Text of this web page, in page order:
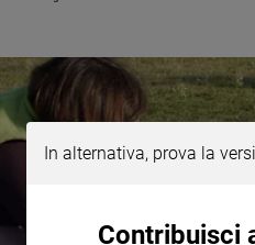
siamo
Pubblicità
In alternativa, prova la
Contribuisci